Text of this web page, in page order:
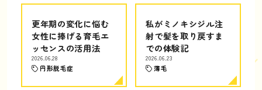
更年期の変化に悩む
女性に捧げる育毛エ
ッセンスの活用法
2026.06.28
円形脱毛症
私がミノキシジル注
射で髪を取り戻すま
での体験記
2026.06.23
薄毛